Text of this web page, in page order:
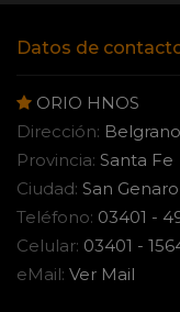
Datos de
ORIO HNOS
Dirección: Belgrano
Provincia: Santa Fe
Ciudad: San Genaro
Teléfono: 03401 -
Celular: 03401 -
eMail: Ver Mail